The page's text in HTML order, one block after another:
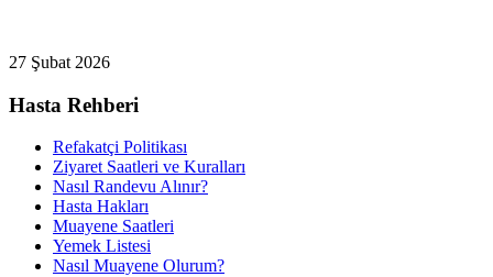
27 Şubat 2026
Hasta Rehberi
Refakatçi Politikası
Ziyaret Saatleri ve Kuralları
Nasıl Randevu Alınır?
Hasta Hakları
Muayene Saatleri
Yemek Listesi
Nasıl Muayene Olurum?